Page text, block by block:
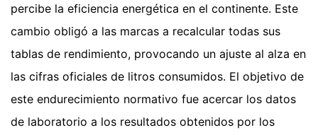
percibe la eficiencia energética en el continente. Este
cambio obligó a las marcas a recalcular todas sus
tablas de rendimiento, provocando un ajuste al alza en
las cifras oficiales de litros consumidos. El objetivo de
este endurecimiento normativo fue acercar los datos
de laboratorio a los resultados obtenidos por los